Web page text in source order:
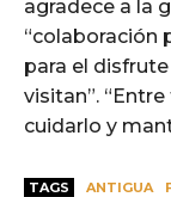
agradece a la
“colaboración
para el
visitan”.
cuidarlo y
TAGS ANTIGUA